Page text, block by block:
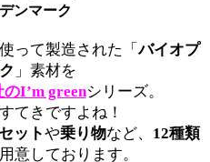
ンマーク
って製造された「バイオプ
」素材を
I’m greenシリーズ。
てきですよね！
ットや乗り物など、 12種類
意しております。